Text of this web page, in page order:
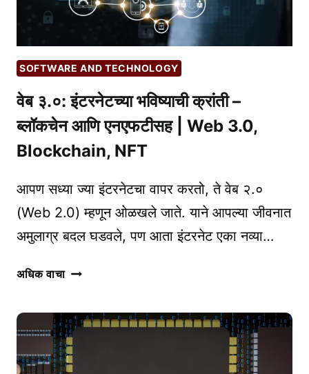
बनवा!
CODE
WEBSITE
TOOLS
SOFTWARE AND TECHNOLOGY
वेब ३.०: इंटरनेटच्या भविष्याची क्रांती –
ब्लॉकचेन आणि एनएफटीसह | Web 3.0,
Blockchain, NFT
आपण सध्या ज्या इंटरनेटचा वापर करतो, ते वेब २.०
(Web 2.0) म्हणून ओळखले जाते. याने आपल्या जीवनात
अमुलाग्र बदल घडवले, पण आता इंटरनेट एका नव्या…
अधिक वाचावेब
भविष्याची
क्रांती
–